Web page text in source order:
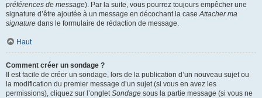
préférences de message). Par la suite, vous pourrez toujours empêcher une
signature d’être ajoutée à un message en décochant la caseAttacher ma
signature dans le formulaire de rédaction de message.
Haut
Comment créer un sondage ?
Il est facile de créer un sondage, lors de la publication d’un nouveau sujet ou
la modification du premier message d’un sujet (si vous en avez les
permissions), cliquez sur l’ongletSondage sous la partie message (si vous ne